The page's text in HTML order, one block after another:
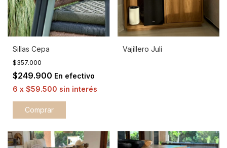
Sillas Cepa
$357.000
$249.900 En efectivo
6 x $59.500 sin interés
Comprar
Vajillero Juli